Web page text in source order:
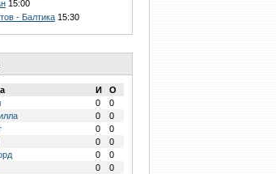
15:00
- Балтика 15:30
И
О
0
0
0
0
0
0
0
0
0
0
0
0